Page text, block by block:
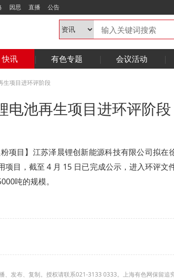
因思 直播 公告
快讯 有色专题 会议活动
生项目进环评阶段
电池再生项目进环评阶段
项目】江苏泽晨锂创新能源科技有限公司拟
项目，截至 4 月 15 日已完成公示，进入环评文
吨的规模。
、发布、复制。授权请联系021-3133 0333。上海有色网保留